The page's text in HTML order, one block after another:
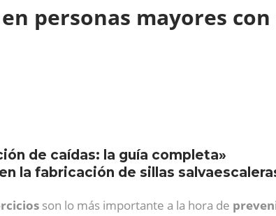
personas mayores
de caídas: la guía completa»
la fabricación de sillas
son lo más importante a la hora de